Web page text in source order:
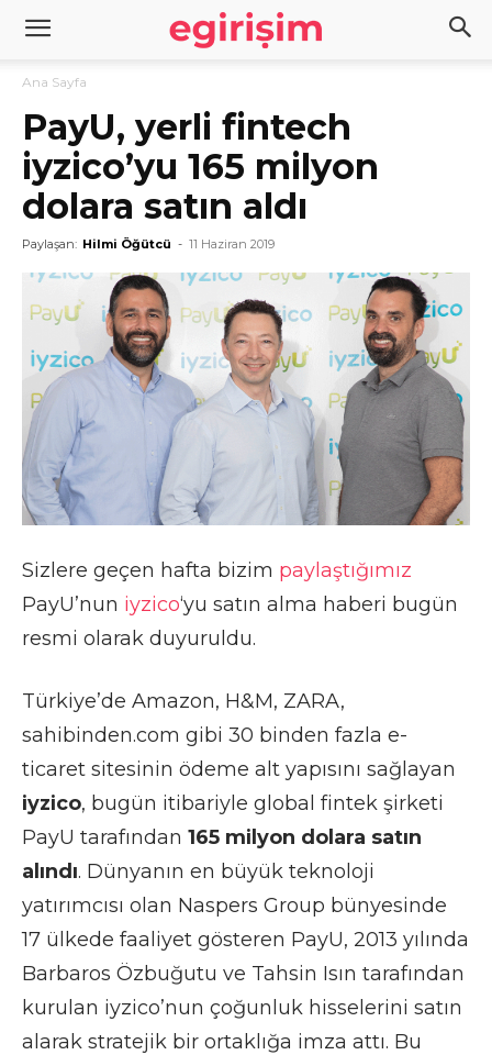
Ana Sayfa
PayU, yerli fintech
iyzico’yu 165 milyon
dolara satın aldı
Paylaşan: Hilmi Öğütcü - 11 Haziran 2019
Sizlere geçen hafta bizim paylaştığımız
PayU’nun iyzico‘yu satın alma haberi bugün
resmi olarak duyuruldu.
Türkiye’de Amazon, H&M, ZARA,
sahibinden.com gibi 30 binden fazla e-
ticaret sitesinin ödeme alt yapısını sağlayan
iyzico, bugün itibariyle global fintek şirketi
PayU tarafından 165 milyon dolara satın
alındı. Dünyanın en büyük teknoloji
yatırımcısı olan Naspers Group bünyesinde
17 ülkede faaliyet gösteren PayU, 2013 yılında
Barbaros Özbuğutu ve Tahsin Isın tarafından
kurulan iyzico’nun çoğunluk hisselerini satın
alarak stratejik bir ortaklığa imza attı. Bu